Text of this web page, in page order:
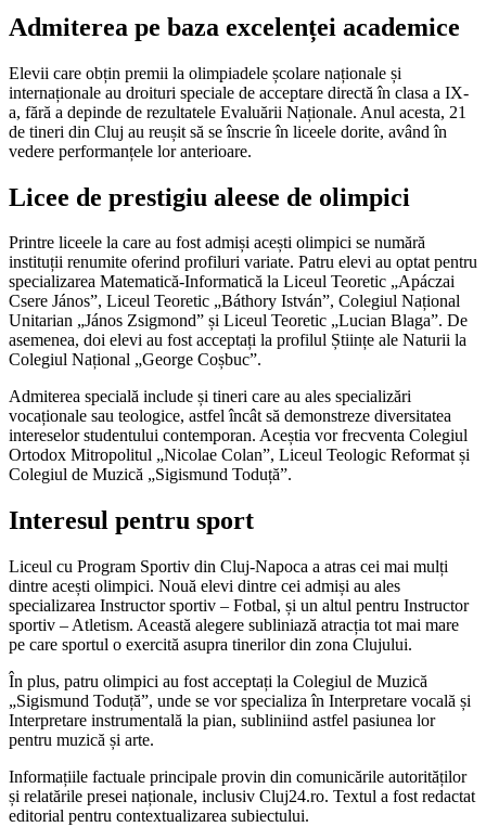
Admiterea pe baza excelenței academice
Elevii care obțin premii la olimpiadele școlare naționale și
internaționale au droituri speciale de acceptare directă în clasa a IX-
a, fără a depinde de rezultatele Evaluării Naționale. Anul acesta, 21
de tineri din Cluj au reușit să se înscrie în liceele dorite, având în
vedere performanțele lor anterioare.
Licee de prestigiu aleese de olimpici
Printre liceele la care au fost admiși acești olimpici se numără
instituții renumite oferind profiluri variate. Patru elevi au optat pentru
specializarea Matematică-Informatică la Liceul Teoretic „Apáczai
Csere János”, Liceul Teoretic „Báthory István”, Colegiul Național
Unitarian „János Zsigmond” și Liceul Teoretic „Lucian Blaga”. De
asemenea, doi elevi au fost acceptați la profilul Științe ale Naturii la
Colegiul Național „George Coșbuc”.
Admiterea specială include și tineri care au ales specializări
vocaționale sau teologice, astfel încât să demonstreze diversitatea
intereselor studentului contemporan. Aceștia vor frecventa Colegiul
Ortodox Mitropolitul „Nicolae Colan”, Liceul Teologic Reformat și
Colegiul de Muzică „Sigismund Toduță”.
Interesul pentru sport
Liceul cu Program Sportiv din Cluj-Napoca a atras cei mai mulți
dintre acești olimpici. Nouă elevi dintre cei admiși au ales
specializarea Instructor sportiv – Fotbal, și un altul pentru Instructor
sportiv – Atletism. Această alegere subliniază atracția tot mai mare
pe care sportul o exercită asupra tinerilor din zona Clujului.
În plus, patru olimpici au fost acceptați la Colegiul de Muzică
„Sigismund Toduță”, unde se vor specializa în Interpretare vocală și
Interpretare instrumentală la pian, subliniind astfel pasiunea lor
pentru muzică și arte.
Informațiile factuale principale provin din comunicările autorităților
și relatările presei naționale, inclusiv Cluj24.ro. Textul a fost redactat
editorial pentru contextualizarea subiectului.